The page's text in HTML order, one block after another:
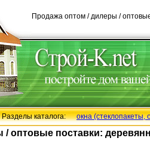
Продажа оптом / дилеры /
каталога:окна (стеклопакеты,
оптовые поставки: